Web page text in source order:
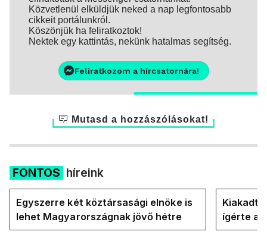
Közvetlenül elküldjük neked a nap legfontosabb
cikkeit portálunkról.
Köszönjük ha feliratkoztok!
Nektek egy kattintás, nekünk hatalmas segítség.
Feliratkozom a hírcsatornára!
Mutasd a hozzászólásokat!
FONTOS híreink
Egyszerre két köztársasági elnöke is
lehet Magyarországnak jövő hétre
Kiakadt
ígérte a
Magyar